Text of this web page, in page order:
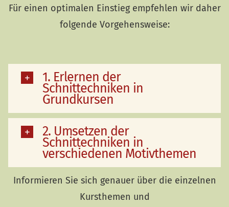
Für einen optimalen Einstieg empfehlen wir daher
folgende Vorgehensweise:
1. Erlernen der
Schnittechniken in
Grundkursen
2. Umsetzen der
Schnittechniken in
verschiedenen Motivthemen
Informieren Sie sich genauer über die einzelnen
Kursthemen und